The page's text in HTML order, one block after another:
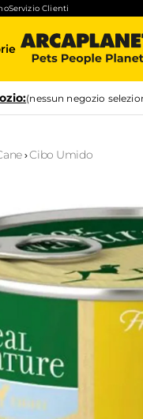
Servizio Clienti
(nessun negozio
i servizi disponibili nel tuo
Cibo Umido